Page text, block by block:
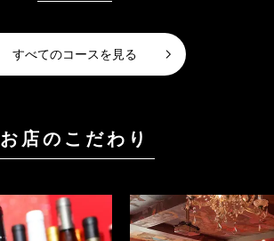
すべてのコースを見る
お店のこだわり